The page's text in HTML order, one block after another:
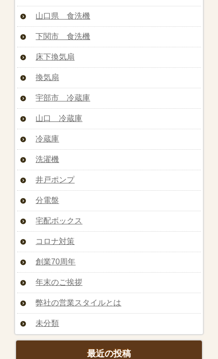
山口県 食洗機
下関市 食洗機
床下換気扇
換気扇
宇部市 冷蔵庫
山口 冷蔵庫
冷蔵庫
洗濯機
井戸ポンプ
分電盤
宅配ボックス
コロナ対策
創業70周年
年末のご挨拶
弊社の営業スタイルとは
未分類
最近の投稿